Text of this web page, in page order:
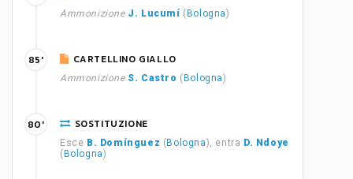
Ammonizione J. Lucumí ( Bologna)
CARTELLINO GIALLO
Ammonizione S. Castro ( Bologna)
85'
SOSTITUZIONE
Esce B. Domínguez ( Bologna), entra D. Ndoye
( Bologna)
80'